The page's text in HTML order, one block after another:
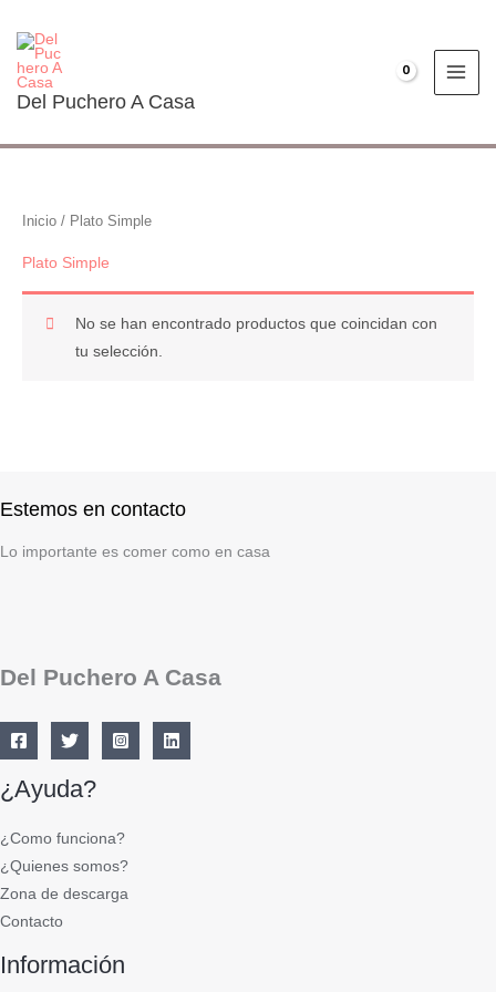
contenido
Del Puchero A Casa
Inicio / Plato Simple
Plato Simple
No se han encontrado productos que coincidan con
tu selección.
Estemos en contacto
Lo importante es comer como en casa
Del Puchero A Casa
¿Ayuda?
¿Como funciona?
¿Quienes somos?
Zona de descarga
Contacto
Información